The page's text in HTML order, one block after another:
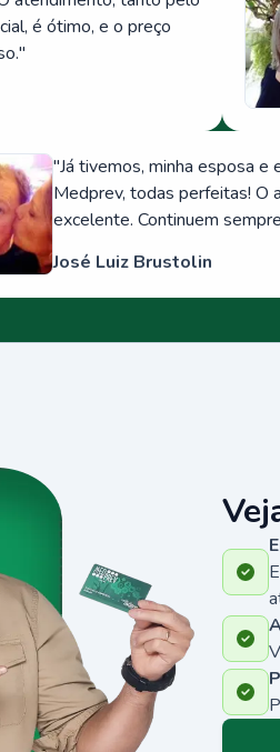
é ótimo, e o preço
"
"Já tivemos, minha esposa e
Medprev, todas perfeitas! O
excelente. Continuem
José Luiz Brustolin